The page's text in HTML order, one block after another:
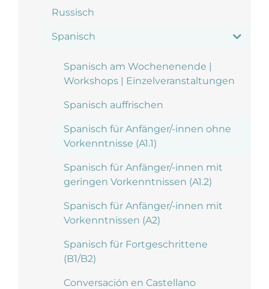
Russisch
Spanisch
Spanisch am Wochenenende |
Workshops | Einzelveranstaltungen
Spanisch auffrischen
Spanisch für Anfänger/-innen ohne
Vorkenntnisse (A1.1)
Spanisch für Anfänger/-innen mit
geringen Vorkenntnissen (A1.2)
Spanisch für Anfänger/-innen mit
Vorkenntnissen (A2)
Spanisch für Fortgeschrittene
(B1/B2)
Conversación en Castellano